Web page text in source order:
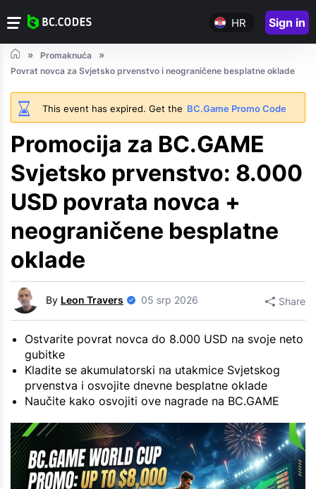
HR Sign in
Promaknuća
Povrat novca za Svjetsko prvenstvo i neograničene besplatne oklade
This event has expired. Get the BC.Game Promo Code
Promocija za BC.GAME
Svjetsko prvenstvo: 8.000
USD povrata novca +
neograničene besplatne
oklade
By Leon Travers 05 srp 2026 Share
Ostvarite povrat novca do 8.000 USD na svoje neto
gubitke
Kladite se akumulatorski na utakmice Svjetskog
prvenstva i osvojite dnevne besplatne oklade
Naučite kako osvojiti ove nagrade na BC.GAME